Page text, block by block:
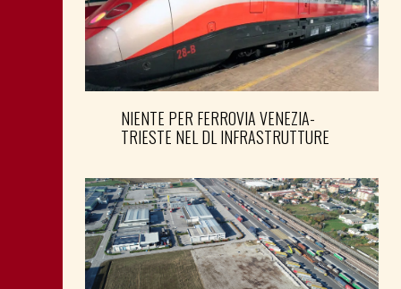
NIENTE PER FERROVIA VENEZIA-
TRIESTE NEL DL INFRASTRUTTURE